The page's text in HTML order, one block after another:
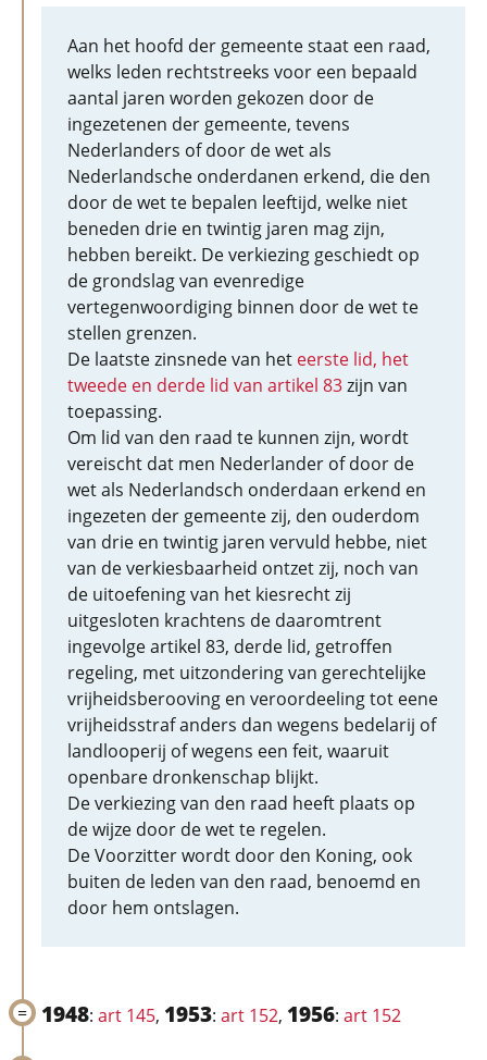
Aan het hoofd der gemeente staat een raad,
welks leden rechtstreeks voor een bepaald
aantal jaren worden gekozen door de
ingezetenen der gemeente, tevens
Nederlanders of door de wet als
Nederlandsche onderdanen erkend, die den
door de wet te bepalen leeftijd, welke niet
beneden drie en twintig jaren mag zijn,
hebben bereikt. De verkiezing geschiedt op
de grondslag van evenredige
vertegenwoordiging binnen door de wet te
stellen grenzen.
De laatste zinsnede van het eerste lid, het
tweede en derde lid van artikel 83zijn van
toepassing.
Om lid van den raad te kunnen zijn, wordt
vereischt dat men Nederlander of door de
wet als Nederlandsch onderdaan erkend en
ingezeten der gemeente zij, den ouderdom
van drie en twintig jaren vervuld hebbe, niet
van de verkiesbaarheid ontzet zij, noch van
de uitoefening van het kiesrecht zij
uitgesloten krachtens de daaromtrent
ingevolge artikel 83, derde lid, getroffen
regeling, met uitzondering van gerechtelijke
vrijheidsberooving en veroordeeling tot eene
vrijheidsstraf anders dan wegens bedelarij of
landlooperij of wegens een feit, waaruit
openbare dronkenschap blijkt.
De verkiezing van den raad heeft plaats op
de wijze door de wet te regelen.
De Voorzitter wordt door den Koning, ook
buiten de leden van den raad, benoemd en
door hem ontslagen.
1948: art 145, 1953: art 152, 1956: art 152